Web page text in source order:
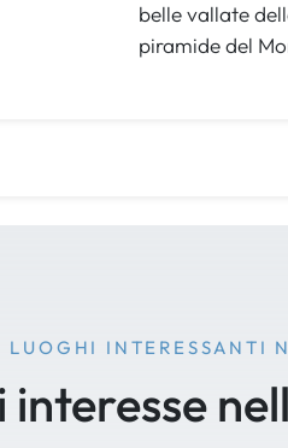
belle vallate
piramide del
LUOGHI INTERESSANTI
interesse